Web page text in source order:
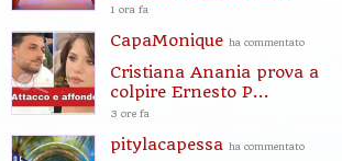
1 ora fa
CapaMonique ha commentato
Cristiana Anania prova a
colpire Ernesto P...
3 ore fa
pitylacapessa ha commentato